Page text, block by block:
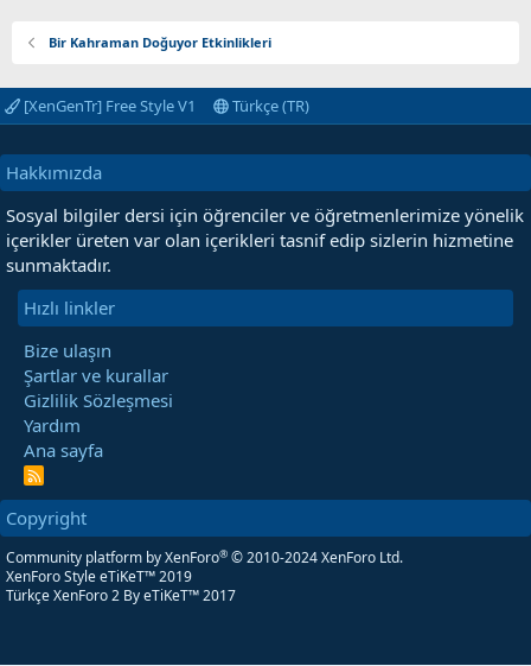
Bir Kahraman Doğuyor Etkinlikleri
[XenGenTr] Free Style V1 Türkçe (TR)
Hakkımızda
Sosyal bilgiler dersi için öğrenciler ve öğretmenlerimize yönelik
içerikler üreten var olan içerikleri tasnif edip sizlerin hizmetine
sunmaktadır.
Hızlı linkler
Bize ulaşın
Şartlar ve kurallar
Gizlilik Sözleşmesi
Yardım
Ana sayfa
R
S
Copyright
Community platform by XenForo® © 2010-2024 XenForo Ltd.
XenForo Style eTiKeT™ 2019
Türkçe XenForo 2 By eTiKeT™ 2017